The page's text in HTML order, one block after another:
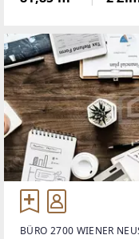
Smarthome-
BÜRO 2700 WIENER